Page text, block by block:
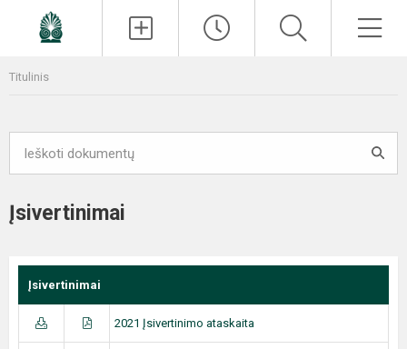
Titulinis
Įsivertinimai
Įsivertinimai
2021 Įsivertinimo ataskaita